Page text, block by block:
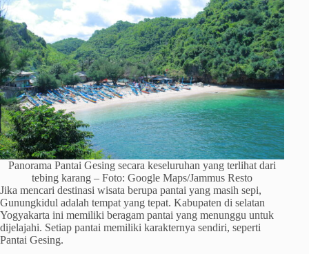
Panorama Pantai Gesing secara keseluruhan yang terlihat dari
tebing karang – Foto: Google Maps/Jammus Resto
Jika mencari destinasi wisata berupa pantai yang masih sepi,
Gunungkidul adalah tempat yang tepat. Kabupaten di selatan
Yogyakarta ini memiliki beragam pantai yang menunggu untuk
dijelajahi. Setiap pantai memiliki karakternya sendiri, seperti
Pantai Gesing.